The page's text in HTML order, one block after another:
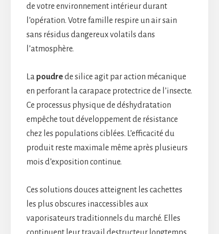
de votre environnement intérieur durant
l’opération. Votre famille respire un air sain
sans résidus dangereux volatils dans
l’atmosphère.
La poudrede silice agit par action mécanique
en perforant la carapace protectrice de l’insecte.
Ce processus physique de déshydratation
empêche tout développement de résistance
chez les populations ciblées. L’efficacité du
produit reste maximale même après plusieurs
mois d’exposition continue.
Ces solutions douces atteignent les cachettes
les plus obscures inaccessibles aux
vaporisateurs traditionnels du marché. Elles